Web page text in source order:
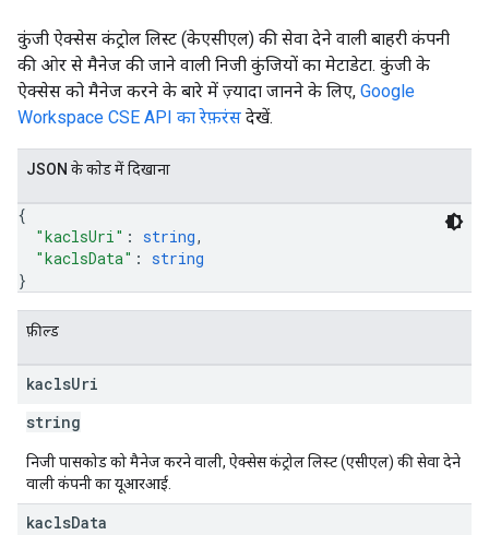
कुंजी ऐक्सेस कंट्रोल लिस्ट (केएसीएल) की सेवा देने वाली बाहरी कंपनी
की ओर से मैनेज की जाने वाली निजी कुंजियों का मेटाडेटा. कुंजी के
ऐक्सेस को मैनेज करने के बारे में ज़्यादा जानने के लिए, Google
Workspace CSE API का रेफ़रंस देखें.
JSON के काेड में दिखाना
{
"kaclsUri" : string,
"kaclsData" : string
}
फ़ील्ड
kaclsUri
string
निजी पासकोड को मैनेज करने वाली, ऐक्सेस कंट्रोल लिस्ट (एसीएल) की सेवा देने
वाली कंपनी का यूआरआई.
kaclsData